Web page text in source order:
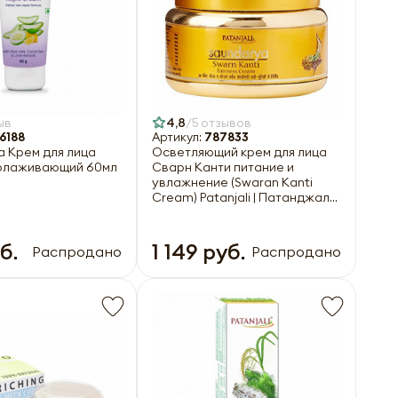
Крем для лица
60мл
Распродано
4,8 5 отзывов
Артикул: 787833
Осветляющий крем для лица
Сварн Канти питание и
увлажнение (Swaran Kanti
Cream) Patanjali | Патанджали
1 149 руб. Распродано